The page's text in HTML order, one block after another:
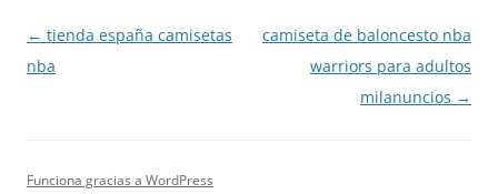
Navegación
de
← tienda españa camisetas
nba
camiseta de baloncesto nba
warriors para adultos
milanuncios →
Funciona gracias a WordPress